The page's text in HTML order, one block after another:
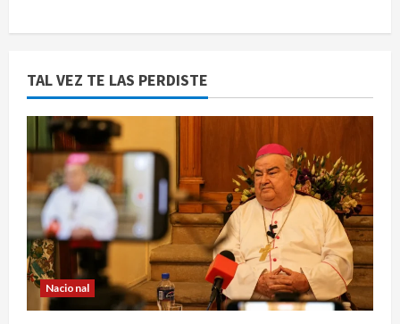
TAL VEZ TE LAS PERDISTE
Nacional